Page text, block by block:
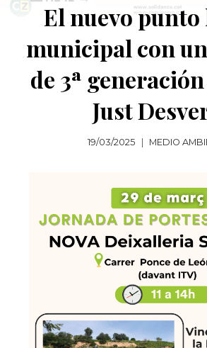
El nuevo
municipal con
de 3ª
Just
19/03/2025 MEDIO